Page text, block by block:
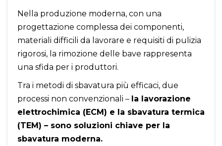
Nella produzione moderna, con una
progettazione complessa dei componenti,
materiali difficili da lavorare e requisiti di pulizia
rigorosi, la rimozione delle bave rappresenta
una sfida per i produttori.
Tra i metodi di sbavatura più efficaci, due
processi non convenzionali – la lavorazione
elettrochimica (ECM) e la sbavatura termica
(TEM) – sono soluzioni chiave per la
sbavatura moderna.